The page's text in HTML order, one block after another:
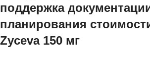
поддержка
планирования
Zyceva 150 мг